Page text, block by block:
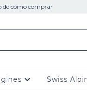
de cómo comprar
Swiss